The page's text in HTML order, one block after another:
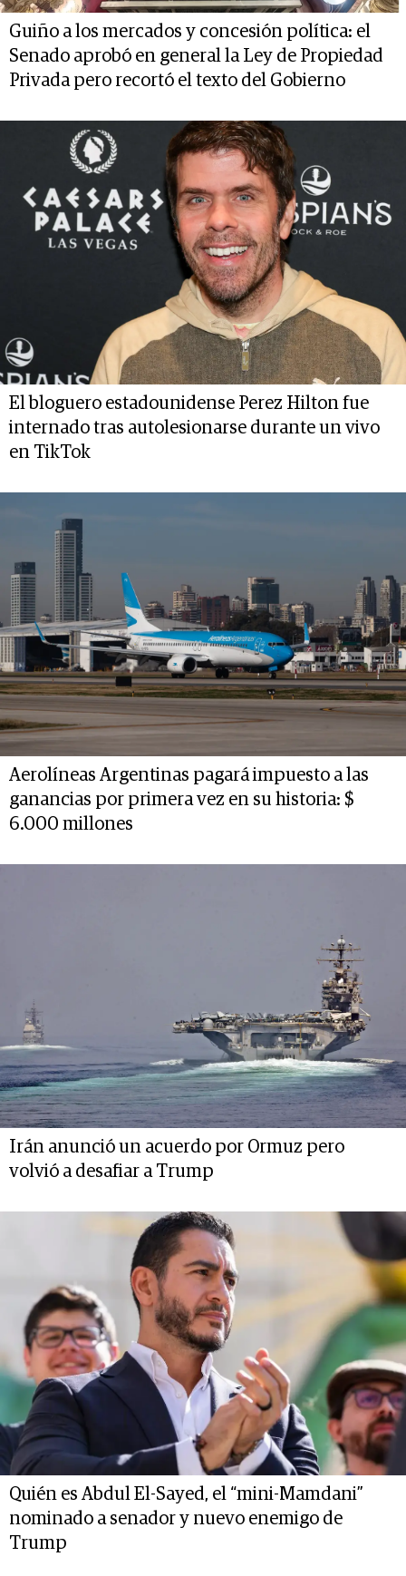
Guiño a los mercados y concesión política: el
Senado aprobó en general la Ley de Propiedad
Privada pero recortó el texto del Gobierno
El bloguero estadounidense Perez Hilton fue
internado tras autolesionarse durante un vivo
en TikTok
Aerolíneas Argentinas pagará impuesto a las
ganancias por primera vez en su historia: $
6.000 millones
Irán anunció un acuerdo por Ormuz pero
volvió a desafiar a Trump
Quién es Abdul El-Sayed, el “mini-Mamdani”
nominado a senador y nuevo enemigo de
Trump